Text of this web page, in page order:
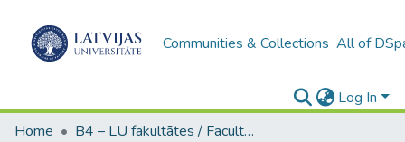
Communities & Collections All of
Log In
Home
B4 – LU fakultātes / Faculties of the UL